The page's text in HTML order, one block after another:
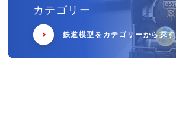
カテゴリー
鉄道模型をカテゴリーから探す